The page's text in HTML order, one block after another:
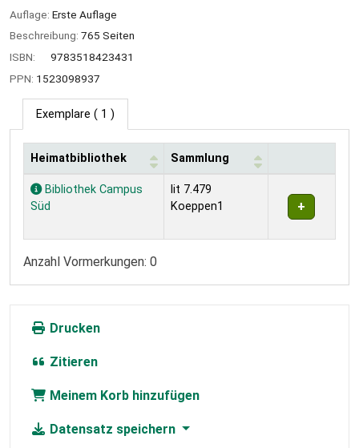
Auflage: Erste Auflage
Beschreibung: 765 Seiten
ISBN:
9783518423431
PPN: 1523098937
Exemplare ( 1 )
Exemplare
Heimatbibliothek Sammlung
Bibliothek Campus
Süd
lit 7.479
Koeppen1
Anzahl Vormerkungen: 0
Drucken
Zitieren
Meinem Korb hinzufügen
Datensatz speichern